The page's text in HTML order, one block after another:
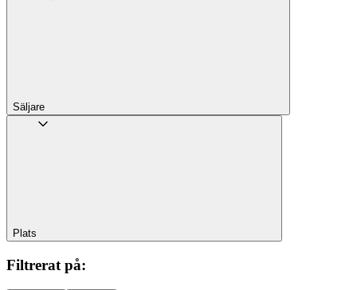
Säljare
Plats
Filtrerat på: